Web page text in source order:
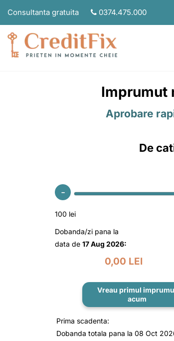
Consultanta gratuita 0374.475.000
Imprumut
Aprobare
De
-
100 lei
Dobanda/zi pana la
data de 17 Aug 2026:
0,00 LEI
Vreau primul
acum
Prima scadenta:
Dobanda totala pana la 08 Oct